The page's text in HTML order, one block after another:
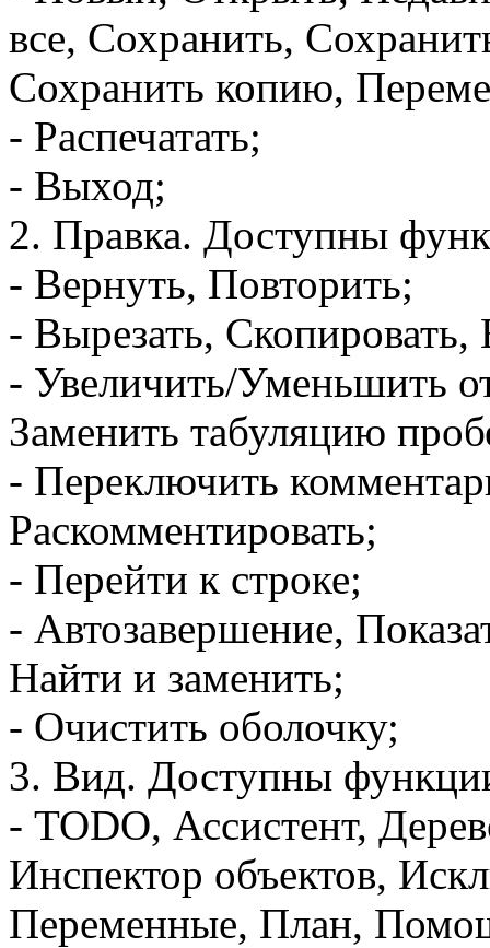
все, Сохранить,
Сохранить копию,
- Распечатать;
- Выход;
2. Правка. Доступны
- Вернуть, Повторить;
- Вырезать, Скопировать,
- Увеличить/Уменьшить
Заменить табуляцию
- Переключить
Раскомментировать;
- Перейти к строке;
- Автозавершение,
Найти и заменить;
- Очистить оболочку;
3. Вид. Доступны
- TODO, Ассистент,
Инспектор объектов,
Переменные, План,